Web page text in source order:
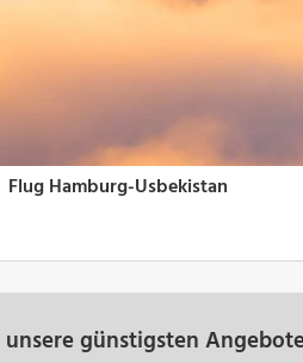
günstigsten